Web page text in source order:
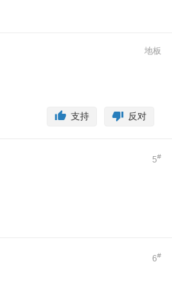
地板
反对
支持
5#
6#